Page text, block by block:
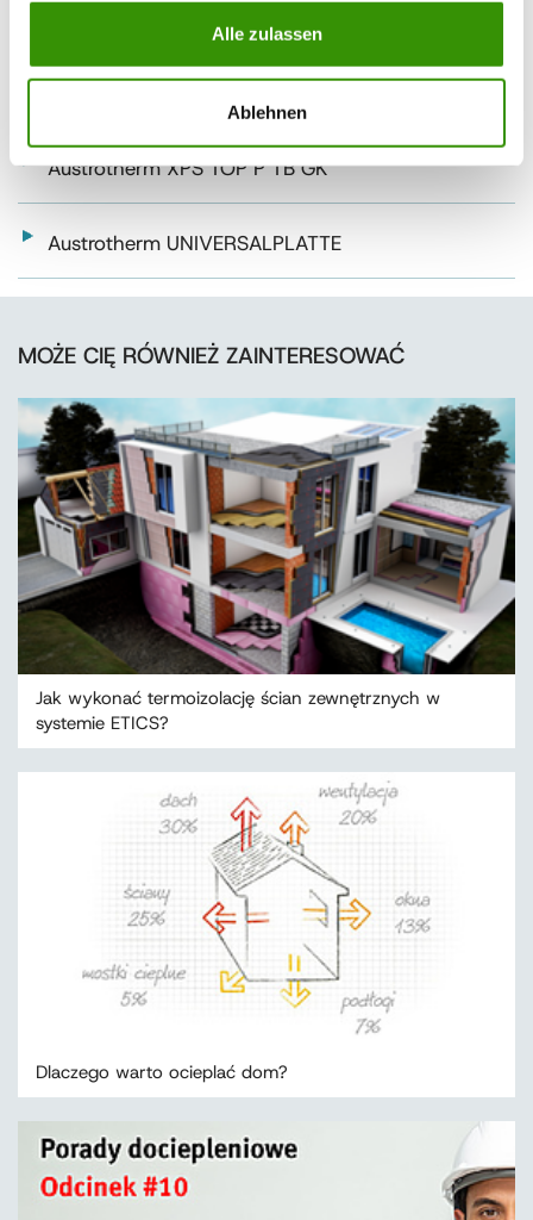
Alle zulassen
Ablehnen
Austrotherm XPS TOP P TB GK
Austrotherm UNIVERSALPLATTE
MOŻE CIĘ RÓWNIEŻ ZAINTERESOWAĆ
Jak wykonać termoizolację ścian zewnętrznych w
systemie ETICS?
Dlaczego warto ocieplać dom?